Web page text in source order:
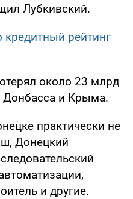
Лубкивский.
кредитный рейтинг
около 23 млрд
Донбасса и Крыма.
практически не
Донецкий
и другие.